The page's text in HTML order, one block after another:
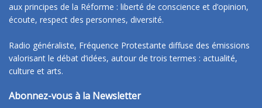
aux principes de la Réforme : liberté de conscience et d’opinion,
écoute, respect des personnes, diversité.
Radio généraliste, Fréquence Protestante diffuse des émissions
valorisant le débat d’idées, autour de trois termes : actualité,
culture et arts.
Abonnez-vous à la Newsletter